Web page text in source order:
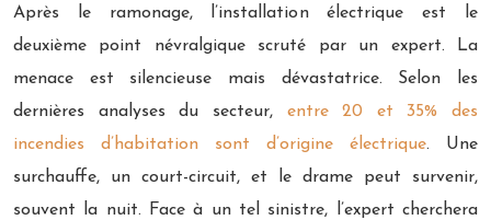
Après le ramonage, l’installation électrique est le
deuxième point névralgique scruté par un expert. La
menace est silencieuse mais dévastatrice. Selon les
dernières analyses du secteur, entre 20 et 35% des
incendies d’habitation sont d’origine électrique. Une
surchauffe, un court-circuit, et le drame peut survenir,
souvent la nuit. Face à un tel sinistre, l’expert cherchera